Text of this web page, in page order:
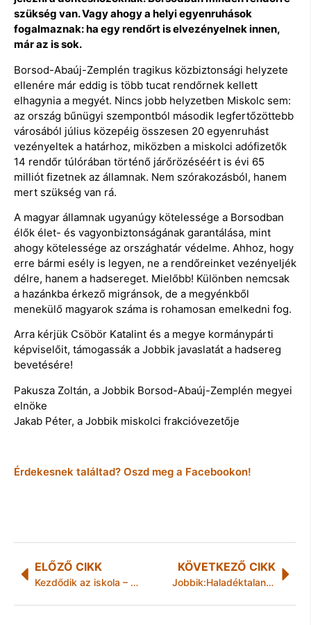
szükség van. Vagy ahogy a helyi egyenruhások
fogalmaznak: ha egy rendőrt is elvezényelnek innen,
már az is sok.
Borsod-Abaúj-Zemplén tragikus közbiztonsági helyzete
ellenére már eddig is több tucat rendőrnek kellett
elhagynia a megyét. Nincs jobb helyzetben Miskolc sem:
az ország bűnügyi szempontból második legfertőzöttebb
városából július közepéig összesen 20 egyenruhást
vezényeltek a határhoz, miközben a miskolci adófizetők
14 rendőr túlórában történő járőrözéséért is évi 65
milliót fizetnek az államnak. Nem szórakozásból, hanem
mert szükség van rá.
A magyar államnak ugyanúgy kötelessége a Borsodban
élők élet- és vagyonbiztonságának garantálása, mint
ahogy kötelessége az országhatár védelme. Ahhoz, hogy
erre bármi esély is legyen, ne a rendőreinket vezényeljék
délre, hanem a hadsereget. Mielőbb! Különben nemcsak
a hazánkba érkező migránsok, de a megyénkből
menekülő magyarok száma is rohamosan emelkedni fog.
Arra kérjük Csöbör Katalint és a megye kormánypárti
képviselőit, támogassák a Jobbik javaslatát a hadsereg
bevetésére!
Pakusza Zoltán, a Jobbik Borsod-Abaúj-Zemplén megyei
elnöke
Jakab Péter, a Jobbik miskolci frakcióvezetője
Érdekesnek találtad? Oszd meg a Facebookon!
ELŐZŐ CIKK
Kezdődik az iskola – Ki védi meg a gyermekeinket, fiataljainkat a migránsoktól?
KÖVETKEZŐ CIKK
Jobbik:Haladéktalanul álljon fel a Budapesti Bevándorlásügyi Válságstáb!